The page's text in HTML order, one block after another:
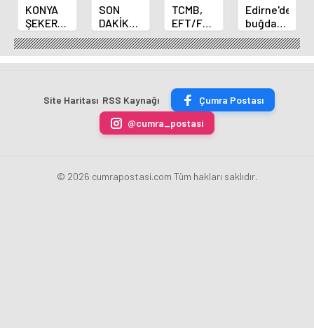
KONYA
ŞEKER
YILLIK 7
BİN 500
TON
ÜRETİLECEK
SON
DAKİKA
HABERİ:
Yeni
Merkez
Fatih
Karahan
oldu
TCMB,
EFT/FAST
işlemleri
için
fazla
uygulamasını
kaldırdı
Edirne'de
buğday
ve arpa
ekim
sezonu
erdi
Site Haritası RSS Kaynağı
Çumra Postası
@cumra_postasi
© 2026 cumrapostasi.com Tüm hakları saklıdır.